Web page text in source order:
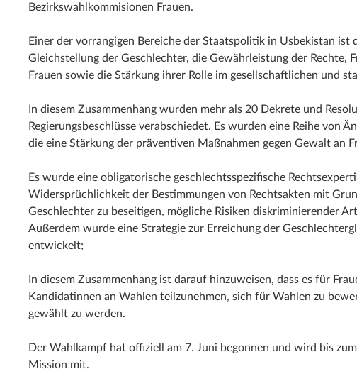
Bezirkswahlkommisionen Frauen.
Einer der vorrangigen Bereiche der Staatspolitik in Usbekistan ist
Gleichstellung der Geschlechter, die Gewährleistung der Rechte,
Frauen sowie die Stärkung ihrer Rolle im gesellschaftlichen und
In diesem Zusammenhang wurden mehr als 20 Dekrete und
Regierungsbeschlüsse verabschiedet. Es wurden eine Reihe von
die eine Stärkung der präventiven Maßnahmen gegen Gewalt an
Es wurde eine obligatorische geschlechtsspezifische
Widersprüchlichkeit der Bestimmungen von Rechtsakten mit
Geschlechter zu beseitigen, mögliche Risiken diskriminierender
Außerdem wurde eine Strategie zur Erreichung der
entwickelt;
In diesem Zusammenhang ist darauf hinzuweisen, dass es für
Kandidatinnen an Wahlen teilzunehmen, sich für Wahlen zu
gewählt zu werden.
Der Wahlkampf hat offiziell am 7. Juni begonnen und wird bis
Mission mit.